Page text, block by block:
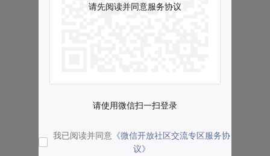
请先阅读并同意服务协议
请使用微信扫一扫登录
我已阅读并同意 《微信开放社区交流专区服务协
议》